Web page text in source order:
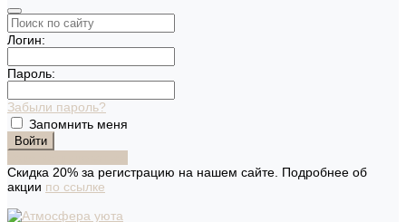
Логин:
Пароль:
Забыли пароль?
Запомнить меня
Скидка 20% за регистрацию на нашем сайте. Подробнее об
акции по ссылке